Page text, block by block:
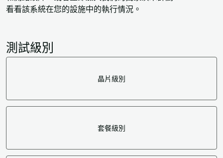
看看該系統在您的設施中的執行情況。
測試級別
晶片級別
套餐級別